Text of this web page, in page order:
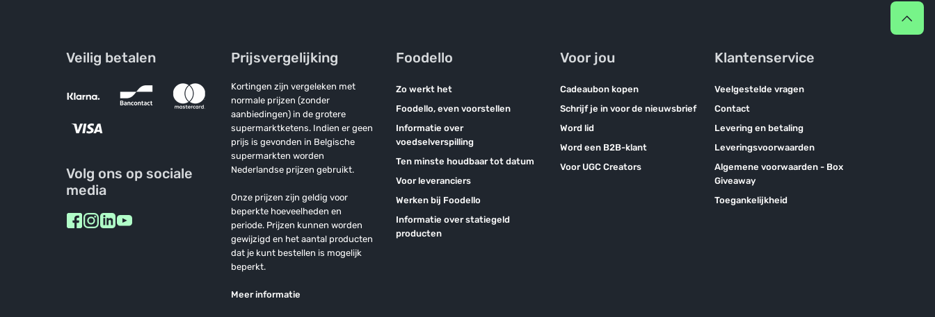
Cadeaukaart
Veilig betalen
Volg ons op sociale
media
Prijsvergelijking
Kortingen zijn vergeleken met
normale prijzen (zonder
aanbiedingen) in de grotere
supermarktketens. Indien er geen
prijs is gevonden in Belgische
supermarkten worden
Nederlandse prijzen gebruikt.
Onze prijzen zijn geldig voor
beperkte hoeveelheden en
periode. Prijzen kunnen worden
gewijzigd en het aantal producten
dat je kunt bestellen is mogelijk
beperkt.
Meer informatie
Foodello
Zo werkt het
Foodello, even voorstellen
Informatie over
voedselverspilling
Ten minste houdbaar tot datum
Voor leveranciers
Werken bij Foodello
Informatie over statiegeld
producten
Voor jou
Cadeaubon kopen
Schrijf je in voor de nieuwsbrief
Word lid
Word een B2B-klant
Voor UGC Creators
Klantenservice
Veelgestelde vragen
Contact
Levering en betaling
Leveringsvoorwaarden
Algemene voorwaarden - Box
Giveaway
Toegankelijkheid